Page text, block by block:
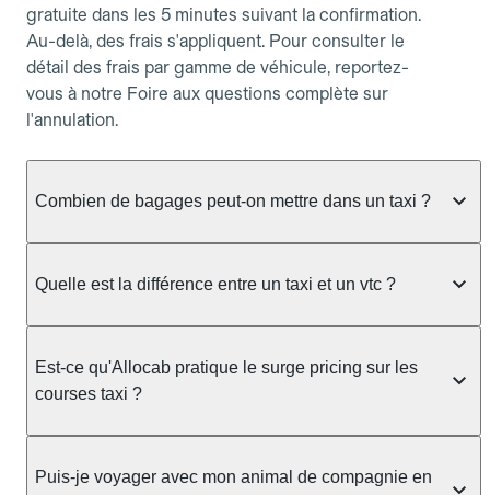
gratuite dans les 5 minutes suivant la confirmation.
Au-delà, des frais s'appliquent. Pour consulter le
détail des frais par gamme de véhicule, reportez-
vous à notre Foire aux questions complète sur
l'annulation.
Combien de bagages peut-on mettre dans un taxi ?
taxi berline accueille en général jusqu'à 3 bagages
ou nombreux, précisez-le dans le champ "Message
au chauffeur" lors de la réservation. Le prix n'est
pas impacté par le nombre de bagages.
Quelle est la différence entre un taxi et un vtc ?
prendre en charge directement dans la rue, à une
station ou sur réservation, avec un tarif au
réservation et propose un prix fixe annoncé à
l'avance. Chez Allocab, réservez facilement votre
Est-ce qu'Allocab pratique le surge pricing sur les
courses taxi ?
réglementation préfectorale et suit un barème
Puis-je voyager avec mon animal de compagnie en